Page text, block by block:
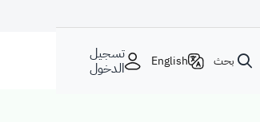
بحث English تسجيل
الدخول